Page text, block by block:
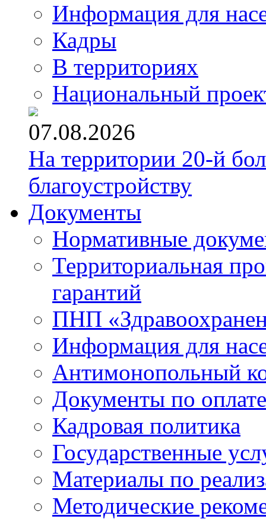
Информация для
Кадры
В территориях
Национальный
07.08.2026
На территории 20-й
благоустройству
Документы
Нормативные
Территориальная
гарантий
ПНП
Информация для
Антимонопольный
Документы по
Кадровая политика
Государственные
Материалы по
Методические